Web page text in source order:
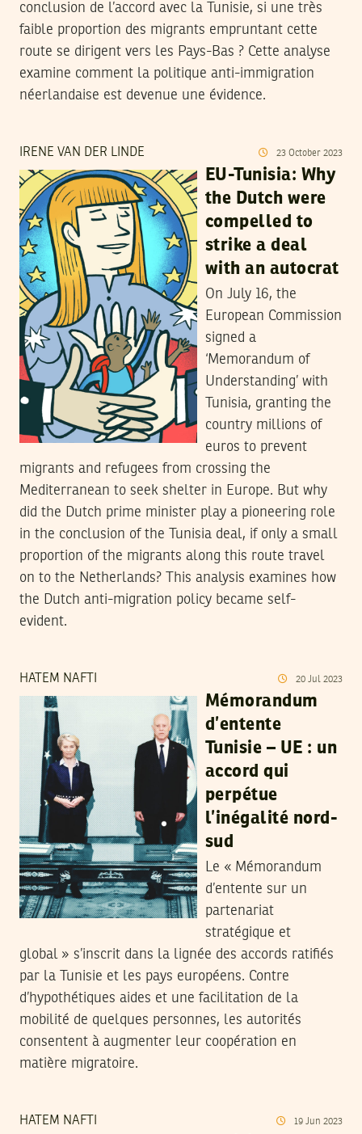
conclusion de l’accord avec la Tunisie, si une très
faible proportion des migrants empruntant cette
route se dirigent vers les Pays-Bas ? Cette analyse
examine comment la politique anti-immigration
néerlandaise est devenue une évidence.
IRENE VAN DER LINDE 23 October 2023
EU-Tunisia: Why
the Dutch were
compelled to
strike a deal
with an autocrat
On July 16, the
European Commission
signed a
‘Memorandum of
Understanding’ with
Tunisia, granting the
country millions of
euros to prevent
migrants and refugees from crossing the
Mediterranean to seek shelter in Europe. But why
did the Dutch prime minister play a pioneering role
in the conclusion of the Tunisia deal, if only a small
proportion of the migrants along this route travel
on to the Netherlands? This analysis examines how
the Dutch anti-migration policy became self-
evident.
HATEM NAFTI 20 Jul 2023
Mémorandum
d’entente
Tunisie – UE : un
accord qui
perpétue
l’inégalité nord-
sud
Le « Mémorandum
d’entente sur un
partenariat
stratégique et
global » s’inscrit dans la lignée des accords ratifiés
par la Tunisie et les pays européens. Contre
d’hypothétiques aides et une facilitation de la
mobilité de quelques personnes, les autorités
consentent à augmenter leur coopération en
matière migratoire.
HATEM NAFTI 19 Jun 2023